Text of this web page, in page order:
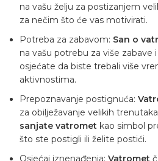
na vašu želju za postizanjem
za nečim što će vas motivirati.
Potreba za zabavom: San o
na vašu potrebu za više zabave
osjećate da biste trebali više
aktivnostima.
Prepoznavanje postignuća:
za obilježavanje velikih
sanjate vatromet kao simbol
što ste postigli ili želite postići.
Osjećaj iznenađenja: Vatromet